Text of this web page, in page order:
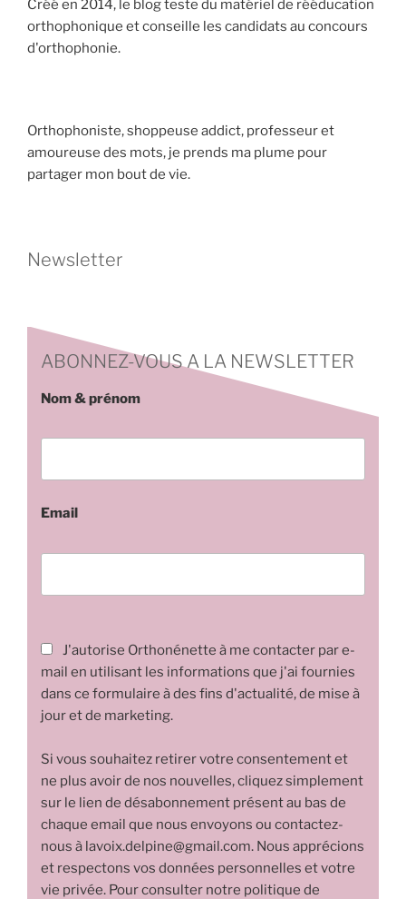
Créé en 2014, le blog teste du matériel de rééducation
orthophonique et conseille les candidats au concours
d'orthophonie.
Orthophoniste, shoppeuse addict, professeur et
amoureuse des mots, je prends ma plume pour
partager mon bout de vie.
Newsletter
ABONNEZ-VOUS A LA NEWSLETTER
Nom & prénom
Email
J'autorise Orthonénette à me contacter par e-
mail en utilisant les informations que j'ai fournies
dans ce formulaire à des fins d'actualité, de mise à
jour et de marketing.
Si vous souhaitez retirer votre consentement et
ne plus avoir de nos nouvelles, cliquez simplement
sur le lien de désabonnement présent au bas de
chaque email que nous envoyons ou contactez-
nous à lavoix.delpine@gmail.com. Nous apprécions
et respectons vos données personnelles et votre
vie privée. Pour consulter notre politique de